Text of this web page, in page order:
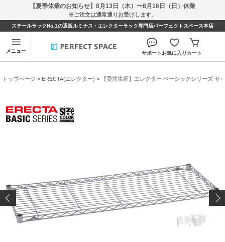
【夏季休業のお知らせ】8月13日（木）〜8月16日（日）休業
※ご注文は通常通りお受けします。
スチールラックNo.1の通販ルミナス・エレクターラック専門店パーフェクトスペース本店
メニュー サポートお気に入り カート
トップページ > ERECTA(エレクター) > 【受注生産】エレクター ベーシックシリーズ サ